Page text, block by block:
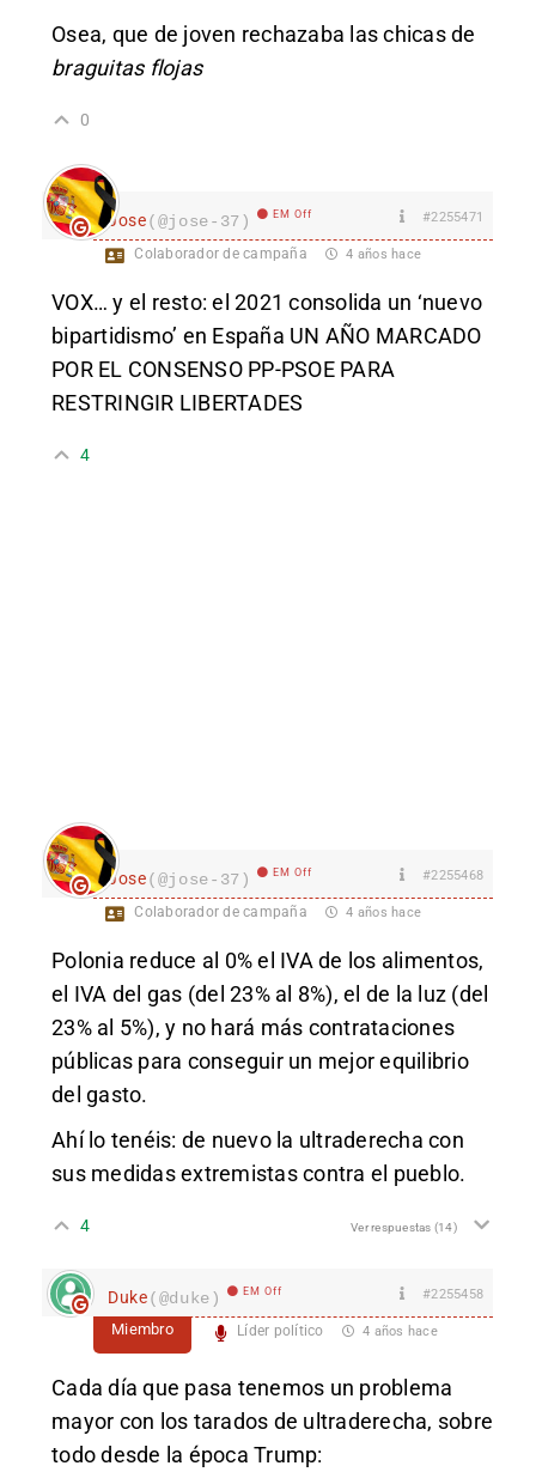
Osea, que de joven rechazaba las chicas de
braguitas flojas
0
Jose(@jose-37) EM Off #2255471
Colaborador de campaña 4 años hace
VOX… y el resto: el 2021 consolida un ‘nuevo
bipartidismo’ en España UN AÑO MARCADO
POR EL CONSENSO PP-PSOE PARA
RESTRINGIR LIBERTADES
4
Jose(@jose-37) EM Off #2255468
Colaborador de campaña 4 años hace
Polonia reduce al 0% el IVA de los alimentos,
el IVA del gas (del 23% al 8%), el de la luz (del
23% al 5%), y no hará más contrataciones
públicas para conseguir un mejor equilibrio
del gasto.
Ahí lo tenéis: de nuevo la ultraderecha con
sus medidas extremistas contra el pueblo.
4 Ver respuestas (14)
Duke(@duke) EM Off #2255458
Miembro Líder político 4 años hace
Cada día que pasa tenemos un problema
mayor con los tarados de ultraderecha, sobre
todo desde la época Trump: